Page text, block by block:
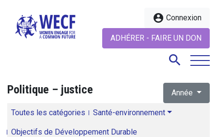
account_circle Connexion
ADHÉRER - FAIRE UN DON
search
Politique – justice Année
Toutes les catégories Santé-environnement
Objectifs de Développement Durable